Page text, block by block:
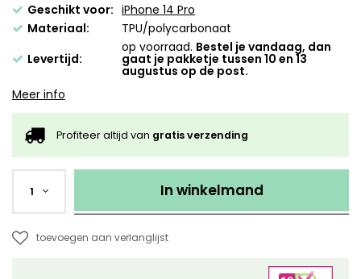
Geschikt voor: iPhone 14 Pro
Materiaal:
TPU/polycarbonaat
Levertijd:
op voorraad. Bestel je vandaag, dan
gaat je pakketje tussen 10 en 13
augustus op de post.
Meer info
Profiteer altijd van gratis verzending
1 In winkelmand
toevoegen aan verlanglijst